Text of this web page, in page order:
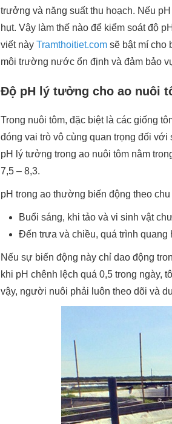
trưởng và năng suất thu hoạch. Nếu
hụt. Vậy làm thế nào để kiểm soát độ
viết này Tramthoitiet.com sẽ bật mí cho
môi trường nước ổn định và đảm bảo
Độ pH lý tưởng cho ao nuôi
Trong nuôi tôm, đặc biệt là các giống
đóng vai trò vô cùng quan trọng đối
pH lý tưởng trong ao nuôi tôm nằm
7,5 – 8,3.
pH trong ao thường biến động theo chu
Buổi sáng, khi tảo và vi sinh vật
Đến trưa và chiều, quá trình quang
Nếu sự biến động này chỉ dao động
khi pH chênh lệch quá 0,5 trong ngày,
vậy, người nuôi phải luôn theo dõi và